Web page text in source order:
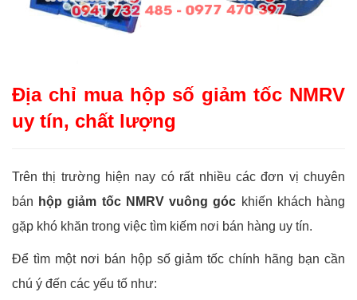
Địa chỉ mua hộp số giảm tốc NMRV
uy tín, chất lượng
Trên thị trường hiện nay có rất nhiều các đơn vị chuyên
bán hộp giảm tốc NMRV vuông góc khiến khách hàng
gặp khó khăn trong việc tìm kiếm nơi bán hàng uy tín.
Để tìm một nơi bán hộp số giảm tốc chính hãng bạn cần
chú ý đến các yếu tố như: